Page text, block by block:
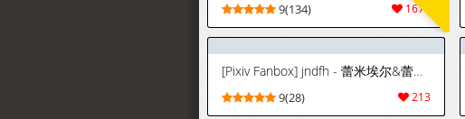
1677
9(134)
[Pixiv Fanbox] jndfh - 蕾米埃尔&蕾米埃尔sp
213
9(28)